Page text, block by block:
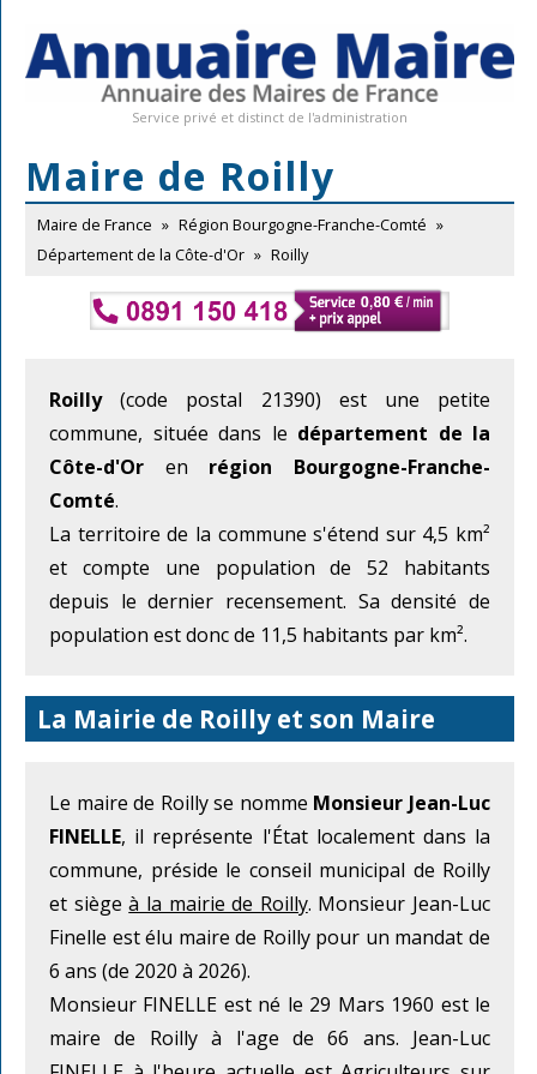
Service privé et distinct de l'administration
Maire de Roilly
Maire de France » Région Bourgogne-Franche-Comté »
Département de la Côte-d'Or » Roilly
Roilly(code postal 21390) est une petite
commune, située dans le département de la
Côte-d'Or en région Bourgogne-Franche-
Comté.
La territoire de la commune s'étend sur 4,5 km²
et compte une population de 52 habitants
depuis le dernier recensement. Sa densité de
population est donc de 11,5 habitants par km².
La Mairie de Roilly et son Maire
Le maire de Roilly se nomme Monsieur Jean-Luc
FINELLE, il représente l'État localement dans la
commune, préside le conseil municipal de Roilly
et siègeà la mairie de Roilly. Monsieur Jean-Luc
Finelle est élu maire de Roilly pour un mandat de
6 ans (de 2020 à 2026).
Monsieur FINELLE est né le 29 Mars 1960 est le
maire de Roilly à l'age de 66 ans. Jean-Luc